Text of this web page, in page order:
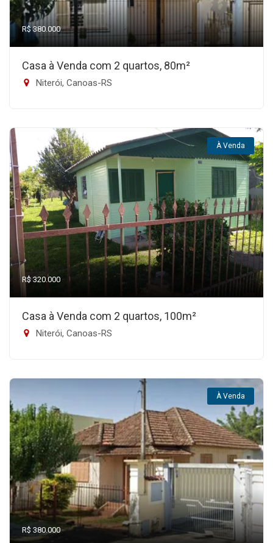
R$ 380.000
Casa à Venda com 2 quartos, 80m²
Niterói, Canoas-RS
À Venda
R$ 320.000
Casa à Venda com 2 quartos, 100m²
Niterói, Canoas-RS
À Venda
R$ 380.000